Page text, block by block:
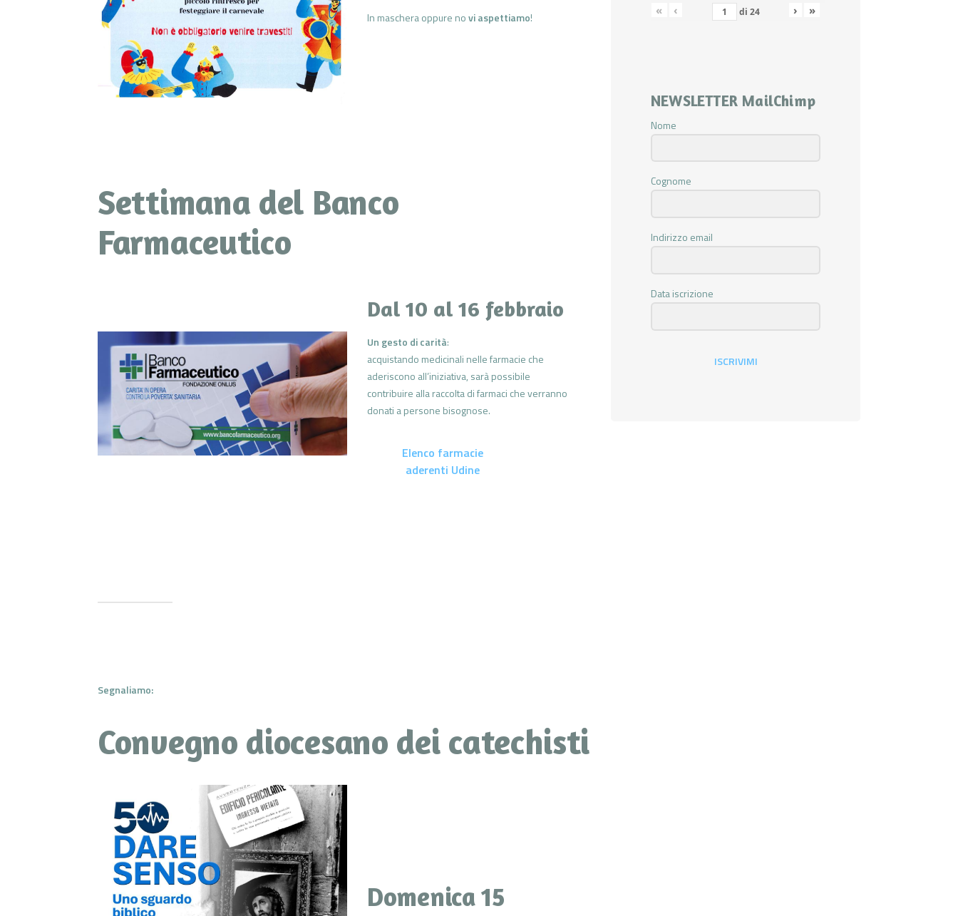
In maschera oppure novi aspettiamo!
Settimana del Banco
Farmaceutico
Dal 10 al 16 febbraio
Un gesto di carità:
acquistando medicinali nelle farmacie che
aderiscono all’iniziativa, sarà possibile
contribuire alla raccolta di farmaci che verranno
donati a persone bisognose.
Elenco farmacie
aderenti Udine
Segnaliamo:
Convegno diocesano dei catechisti
Domenica 15
« ‹ di 24 › »
NEWSLETTER MailChimp
Nome
Cognome
Indirizzo email
Data iscrizione
ISCRIVIMI